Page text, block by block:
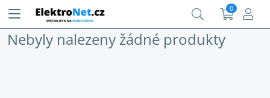
0
Nebyly nalezeny žádné produkty